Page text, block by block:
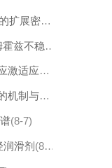
人类转录因子DNA结合特异性的扩展密码本
太阳中普遍存在的开尔文–亥姆霍兹不稳定性驱动等离子体混合
ZFP36L2协调再生与癌症中的应激适应性可塑性
杏仁核星形胶质细胞初级纤毛的机制与应激行为密切相关。
(8-7)
滑剂 (8-7)